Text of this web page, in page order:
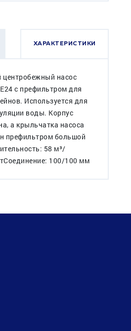
ХАРАКТЕРИСТИКИ
насос
c префильтром для
Используется для
воды. Корпус
а крыльчатка насоса
префильтром большой
58 м³/
100/100 мм